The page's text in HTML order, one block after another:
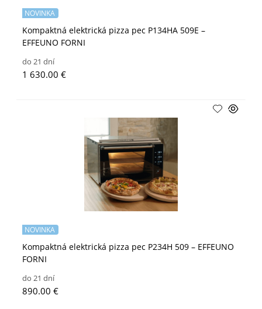
Kompaktná elektrická pizza pec P134HA 509E –
EFFEUNO FORNI
NOVINKA
do 21 dní
1 630.00 €
Kompaktná elektrická pizza pec P234H 509 – EFFEUNO
FORNI
NOVINKA
do 21 dní
890.00 €